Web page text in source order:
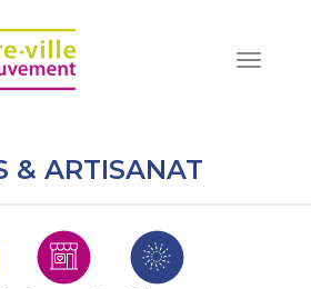
Toggle
& ARTISANAT